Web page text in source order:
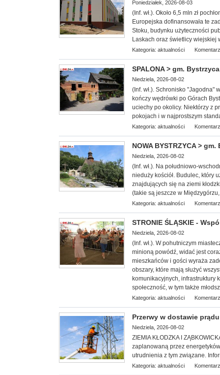
Poniedziałek, 2026-08-03
(Inf. wł.). Około 6,5 mln zł
Europejska dofinansowała te
Stoku, budynku użyteczności
Laskach oraz świetlicy wiejskiej
Kategoria: aktualności
SPALONA > gm.
Niedziela, 2026-08-02
(Inf. wł.). Schronisko "Jagodna"
kończy wędrówki po Górach
uciechy po okolicy. Niektórzy z
pokojach i w najprostszym
Kategoria: aktualności
NOWA BYSTRZYCA >
Niedziela, 2026-08-02
(Inf. wł.). Na południowo-
nieduży kościół. Budulec, który
znajdujących się na ziemi
(takie są jeszcze w
Kategoria: aktualności
STRONIE ŚLĄSKIE -
Niedziela, 2026-08-02
(Inf. wł.). W pohutniczym
minioną powódź, widać jest
mieszkańców i gości wyraża
obszary, które mają służyć
komunikacyjnych, infrastruktury
społeczność, w tym także
Kategoria: aktualności
Przerwy w dostawie
Niedziela, 2026-08-02
ZIEMIA KŁODZKA I
zaplanowaną przez
utrudnienia z tym związane.
Kategoria: aktualności